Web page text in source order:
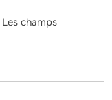
Les champs